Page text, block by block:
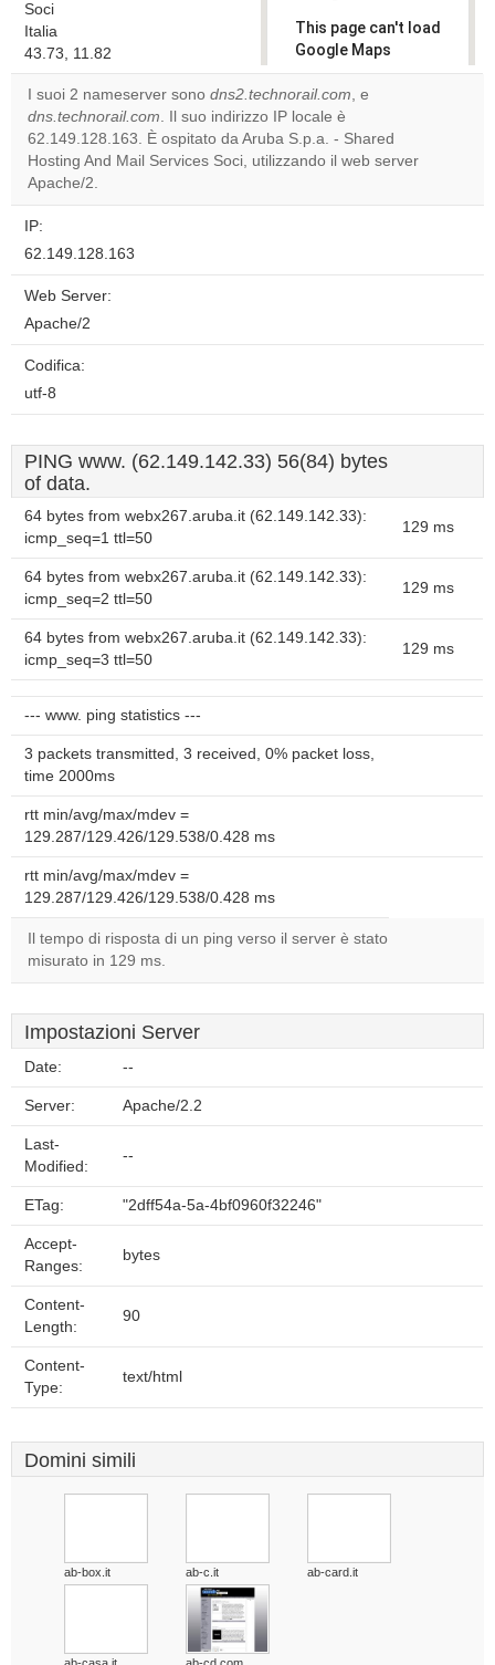
Soci
Italia
43.73, 11.82
This page can't load
Google Maps
correctly.
Do you
own this
website?
I suoi 2 nameserver sono dns2.technorail.com, e
dns.technorail.com. Il suo indirizzo IP locale è
62.149.128.163. È ospitato da Aruba S.p.a. - Shared
Hosting And Mail Services Soci, utilizzando il web server
Apache/2.
IP:
62.149.128.163
Web Server:
Apache/2
Codifica:
utf-8
PING www. (62.149.142.33) 56(84) bytes
of data.
64 bytes from webx267.aruba.it (62.149.142.33):
icmp_seq=1 ttl=50
129 ms
64 bytes from webx267.aruba.it (62.149.142.33):
icmp_seq=2 ttl=50
129 ms
64 bytes from webx267.aruba.it (62.149.142.33):
icmp_seq=3 ttl=50
129 ms
--- www. ping statistics ---
3 packets transmitted, 3 received, 0% packet loss,
time 2000ms
rtt min/avg/max/mdev =
129.287/129.426/129.538/0.428 ms
rtt min/avg/max/mdev =
129.287/129.426/129.538/0.428 ms
Il tempo di risposta di un ping verso il server è stato
misurato in 129 ms.
Impostazioni Server
Date: --
Server: Apache/2.2
Last-
Modified:
--
ETag: "2dff54a-5a-4bf0960f32246"
Accept-
Ranges:
bytes
Content-
Length:
90
Content-
Type:
text/html
Domini simili
ab-box.it ab-c.it ab-card.it